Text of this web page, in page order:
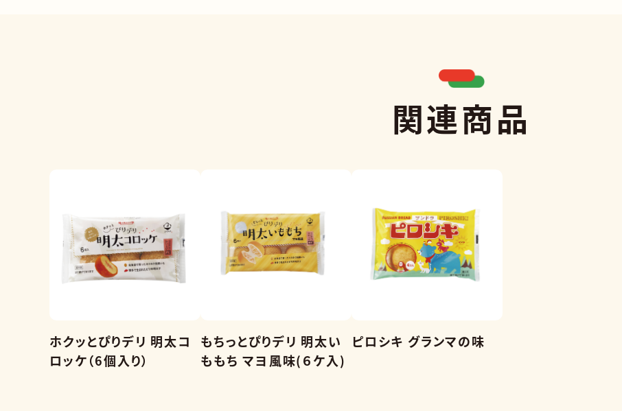
関連商品
ホクッとぴりデリ 明太コ
ロッケ（6個入り）
もちっとぴりデリ 明太い
ももち マヨ風味(６ケ入)
ピロシキ グランマの味